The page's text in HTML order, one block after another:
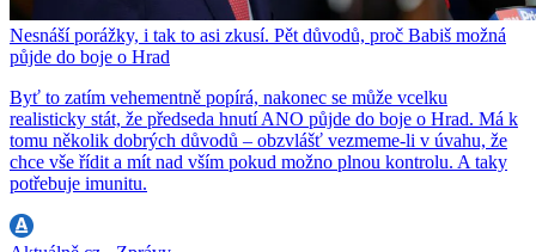
Nesnáší porážky, i tak to asi zkusí. Pět důvodů, proč Babiš možná
půjde do boje o Hrad
Byť to zatím vehementně popírá, nakonec se může vcelku
realisticky stát, že předseda hnutí ANO půjde do boje o Hrad. Má k
tomu několik dobrých důvodů – obzvlášť vezmeme-li v úvahu, že
chce vše řídit a mít nad vším pokud možno plnou kontrolu. A taky
potřebuje imunitu.